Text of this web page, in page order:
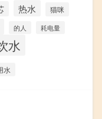
热水
猫咪
的人 耗电量
水
水